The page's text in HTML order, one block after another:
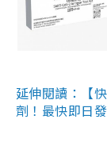
延伸閱讀：【
劑！最快即日